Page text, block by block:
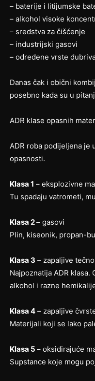
– baterije i litijumske
– alkohol visoke
– sredstva za čišćenje
– industrijski gasovi
– određene vrste
Danas čak i obični
posebno kada su u
ADR klase opasnih
ADR roba podijeljena je
opasnosti.
Klasa 1 – eksplozivne
Tu spadaju vatrometi,
Klasa 2– gasovi
Plin, kiseonik, propan-
Klasa 3 – zapaljive
Najpoznatija ADR klasa.
alkohol i razne
Klasa 4 – zapaljive
Materijali koji se lako
Klasa 5 – oksidirajuće
Supstance koje mogu